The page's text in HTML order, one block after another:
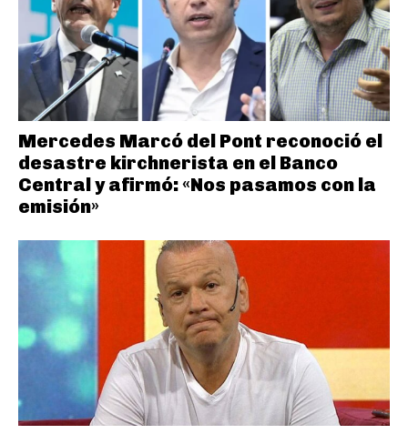
Mercedes Marcó del Pont reconoció el
desastre kirchnerista en el Banco
Central y afirmó: «Nos pasamos con la
emisión»